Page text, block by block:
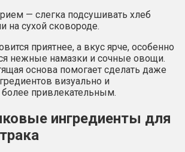
— слегка подсушивать хлеб
на сухой сковороде.
приятнее, а вкус ярче, особенно
нежные намазки и сочные овощи.
основа помогает сделать даже
визуально и
более привлекательным.
ингредиенты для